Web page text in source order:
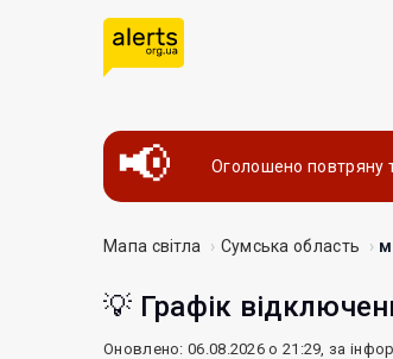
Оголошено повтряну
Мапа світла Сумська область
💡 Графік
Оновлено: 06.08.2026 о 21:29, за